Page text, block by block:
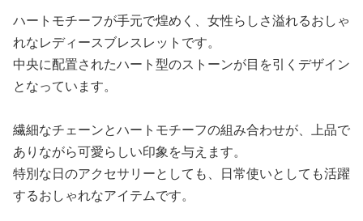
ハートモチーフが手元で煌めく、女性らしさ溢れるおしゃ
れなレディースブレスレットです。
中央に配置されたハート型のストーンが目を引くデザイン
となっています。
繊細なチェーンとハートモチーフの組み合わせが、上品で
ありながら可愛らしい印象を与えます。
特別な日のアクセサリーとしても、日常使いとしても活躍
するおしゃれなアイテムです。